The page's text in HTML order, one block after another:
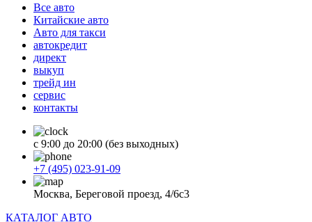
Все авто
Китайские авто
Авто для такси
автокредит
директ
выкуп
трейд ин
сервис
контакты
с 9:00 до 20:00 (без выходных)
+7 (495) 023-91-09
Москва, Береговой проезд, 4/6с3
КАТАЛОГ АВТО